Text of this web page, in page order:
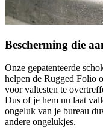
Bescherming die
Onze gepatenteerde
helpen de Rugged Folio
voor valtesten te
Dus of je hem nu laat
ongeluk van je bureau
andere ongelukjes.